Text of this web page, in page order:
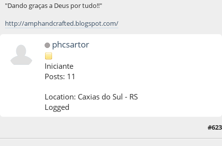
"Dando graças a Deus por tudo!!"
http://amphandcrafted.blogspot.com/
phcsartor
Iniciante
Posts: 11
Location: Caxias do Sul - RS
Logged
#623